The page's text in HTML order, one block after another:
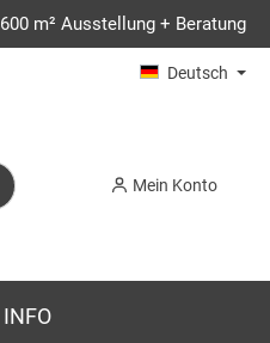
600 m² Ausstellung + Beratung
Deutsch
Mein Konto
INFO